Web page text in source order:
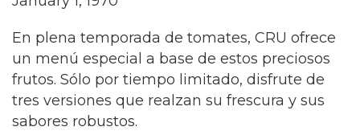
En plena temporada de tomates, CRU ofrece
un menú especial a base de estos preciosos
frutos. Sólo por tiempo limitado, disfrute de
tres versiones que realzan su frescura y sus
sabores robustos.